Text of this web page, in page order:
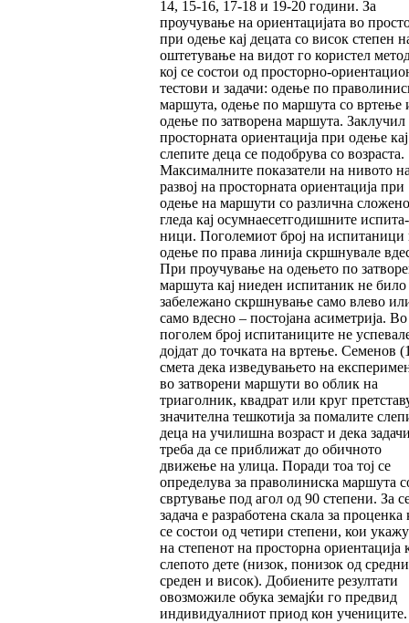
14, 15-16, 17-18 и 19-20 години. За
проучување на ориентацијата во
при одење кај децата со висок степен
оштетување на видот го користел
кој се состои од просторно-
тес­то­ви и задачи: одење по
маршу­та, одење по маршута со вртење
одење по затворена маршута. Заклучил
просторната ориентација при одење кај
слепите деца се подобрува со возраста.
Максималните показа­те­ли на нивото
развој на просторната ориен­та­ција при
одење на маршути со различна
гледа кај осумнаесетгодишните испи­та­
ници. Поголемиот број на испитаници
одење по права линија скршнувале
При проучување на одењето по
маршута кај ниеден испитаник не било
забележано скрш­­нување само влево
само вдесно – пос­то­јана асиметрија. Во
поголем број испитани­ци­те не
дојдат до точката на вр­тење. Семенов
смета дека изведувањето на
во затворени маршути во облик на
триаголник, квадрат или круг
значителна тешкотија за помалите
деца на училишна возраст и дека
треба да се приближат до обичното
движење на улица. П­о­ра­ди тоа тој се
определува за праволиниска маршута
свртување под агол од 90 степени. За
задача е разработена скала за процен­ка
се состои од четири степени, кои
на степенот на просторна ориентација
слепото дете (низок, понизок од
сре­ден и висок). Добиените резултати
овозможиле обука земајќи го предвид
индивидуалниот при­од кон учениците.